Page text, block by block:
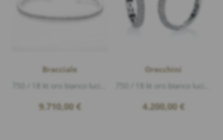
Bracciale
9.710,00 €
Orecchini
4.200,00 €